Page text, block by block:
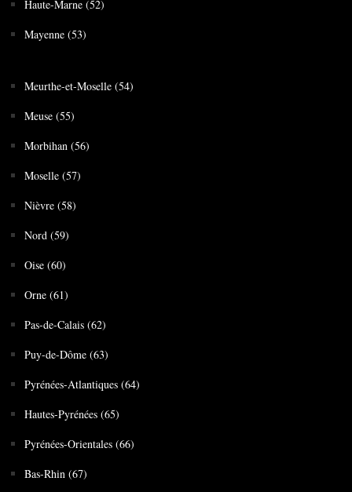
Haute-Marne (52)
Mayenne (53)
Meurthe-et-Moselle (54)
Meuse (55)
Morbihan (56)
Moselle (57)
Nièvre (58)
Nord (59)
Oise (60)
Orne (61)
Pas-de-Calais (62)
Puy-de-Dôme (63)
Pyrénées-Atlantiques (64)
Hautes-Pyrénées (65)
Pyrénées-Orientales (66)
Bas-Rhin (67)